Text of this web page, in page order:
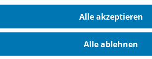
PDF-Dokument
Alle akzeptieren
Alle ablehnen